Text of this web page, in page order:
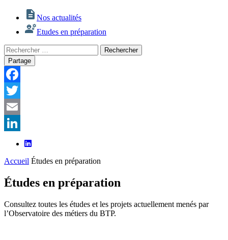
Nos actualités
Etudes en préparation
Rechercher
:
Rechercher
Partage
Facebook
Twitter
Email
LinkedIn
Accueil Études en préparation
Études en préparation
Consultez toutes les études et les projets actuellement menés par
l’Observatoire des métiers du BTP.